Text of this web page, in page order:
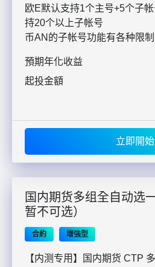
欧E默认支持1个主号+5个子
持20个以上子帐号
币AN的子帐号功能有各种限
預期年化收益
起投金額
立即開始
国内期货多组全自动选
暂不可选）
合約 增強型
【内测专用】国内期货 CTP